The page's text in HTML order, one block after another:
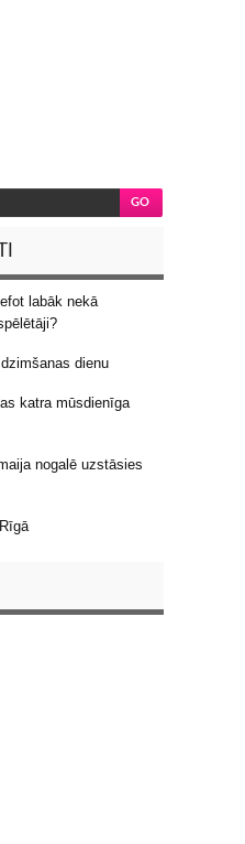
labāk nekā
dienu
katra mūsdienīga
nogalē uzstāsies